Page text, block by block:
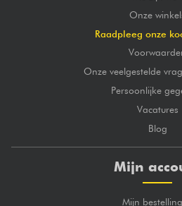
Onze
Raadpleeg onze
Onze veelgestelde
Persoonlijke
Vacatures
Blog
Mijn
Mijn